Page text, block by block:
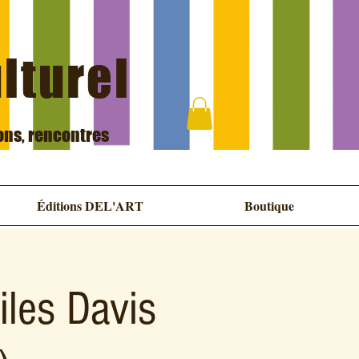
rencontres
Éditions DEL'ART Boutique
Davis